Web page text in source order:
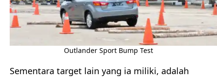
Outlander Sport Bump Test
Sementara target lain yang ia miliki, adalah